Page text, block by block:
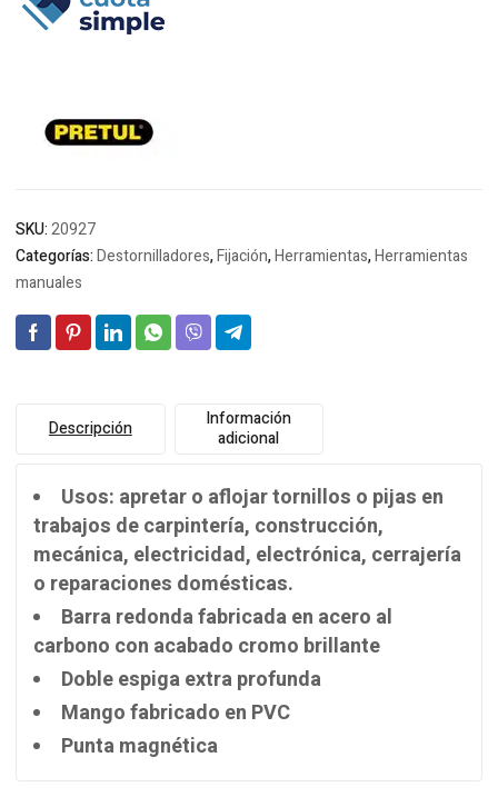
SKU:20927
Categorías:Destornilladores,Fijación,Herramientas,Herramientas
manuales
Descripción
Información
adicional
Usos: apretar o aflojar tornillos o pijas en
trabajos de carpintería, construcción,
mecánica, electricidad, electrónica, cerrajería
o reparaciones domésticas.
Barra redonda fabricada en acero al
carbono con acabado cromo brillante
Doble espiga extra profunda
Mango fabricado en PVC
Punta magnética